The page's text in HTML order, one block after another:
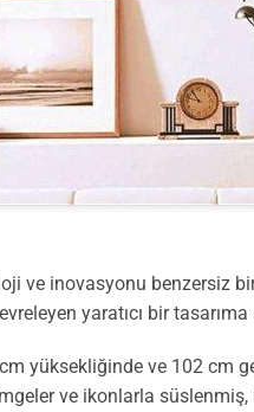
ve inovasyonu benzersiz
yaratıcı bir tasarıma
cm yüksekliğinde ve 102
ve ikonlarla